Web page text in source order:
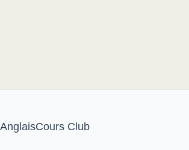
AnglaisCours Club